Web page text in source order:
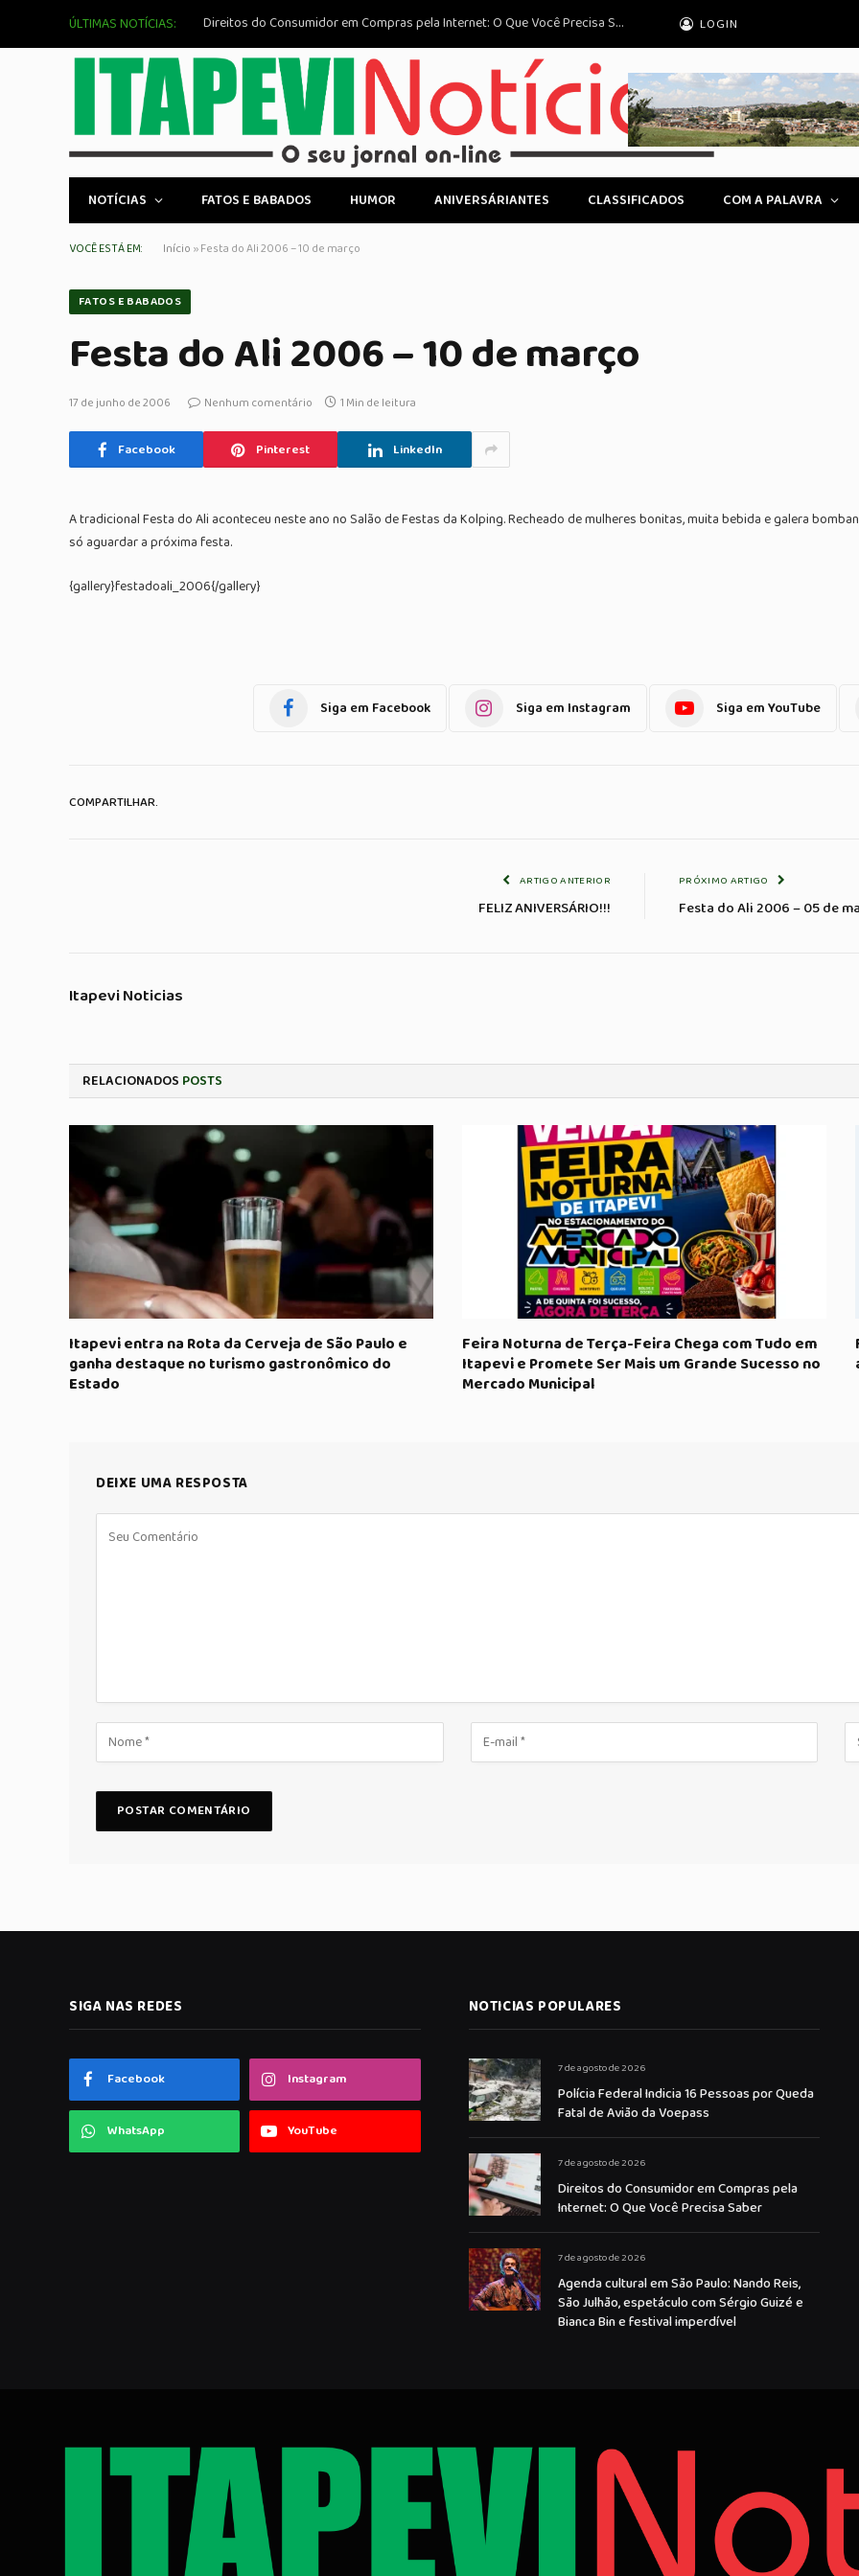
ÚLTIMAS NOTÍCIAS: Direitos do Consumidor em Compras pela Internet: O Que Você Precisa Saber LOGIN
NOTÍCIAS FATOS E BABADOS HUMOR ANIVERSÁRIANTES CLASSIFICADOS COM A PALAVRA
VOCÊ ESTÁ EM: Início »Festa do Ali 2006 – 10 de março
FATOS E BABADOS
Festa do Ali 2006 – 10 de março
17 de junho de 2006 Nenhum comentário 1 Min de leitura
Facebook Pinterest LinkedIn
A tradicional Festa do Ali aconteceu neste ano no Salão de Festas da Kolping. Recheado de mulheres bonitas, muita bebida e galera
só aguardar a próxima festa.
{gallery}festadoali_2006{/gallery}
Siga em Facebook Siga em Instagram Siga em YouTube
COMPARTILHAR.
ARTIGO ANTERIOR
FELIZ ANIVERSÁRIO!!!
PRÓXIMO ARTIGO
Festa do Ali 2006 – 05 de
Itapevi Noticias
RELACIONADOS POSTS
Itapevi entra na Rota da Cerveja de São Paulo e
ganha destaque no turismo gastronômico do
Estado
Feira Noturna de Terça-Feira Chega com Tudo em
Itapevi e Promete Ser Mais um Grande Sucesso no
Mercado Municipal
DEIXE UMA RESPOSTA
SIGA NAS REDES
Facebook Instagram
WhatsApp YouTube
NOTICIAS POPULARES
7 de agosto de 2026
Polícia Federal Indicia 16 Pessoas por Queda
Fatal de Avião da Voepass
7 de agosto de 2026
Direitos do Consumidor em Compras pela
Internet: O Que Você Precisa Saber
7 de agosto de 2026
Agenda cultural em São Paulo: Nando Reis,
São Julhão, espetáculo com Sérgio Guizé e
Bianca Bin e festival imperdível